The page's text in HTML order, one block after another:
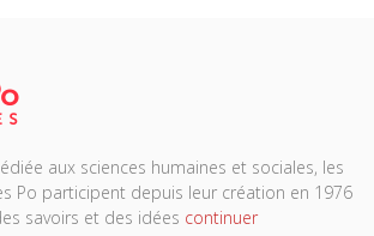
aux sciences humaines et sociales, les
Po participent depuis leur création en 1976
savoirs et des idées continuer